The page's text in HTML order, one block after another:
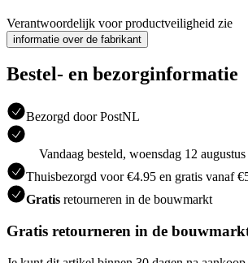
Verantwoordelijk voor productveiligheid zie
informatie over de fabrikant
Bestel- en bezorginformatie
Bezorgd door PostNL
Vandaag besteld, woensdag 12
Thuisbezorgd voor €4.95 en gratis vanaf
Gratis retourneren in de bouwmarkt
Gratis retourneren in de